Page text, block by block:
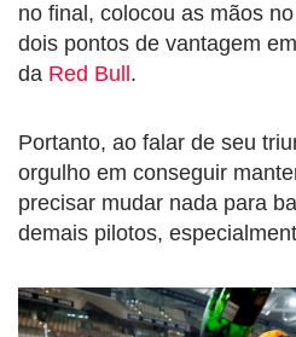
no final, colocou as mãos
dois pontos de vantagem
da Red Bull .
Portanto, ao falar de seu
orgulho em conseguir
precisar mudar nada para
demais pilotos,